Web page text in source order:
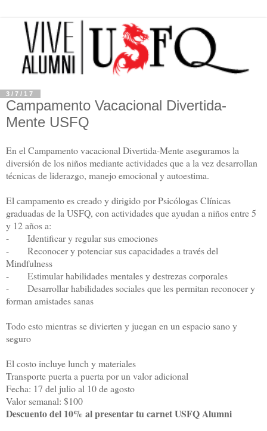
3/7/17
Campamento Vacacional Divertida-
Mente USFQ
En el Campamento vacacional Divertida-Mente aseguramos la
diversión de los niños mediante actividades que a la vez desarrollan
técnicas de liderazgo, manejo emocional y autoestima.
El campamento es creado y dirigido por Psicólogas Clínicas
graduadas de la USFQ, con actividades que ayudan a niños entre 5
y 12 años a:
- Identificar y regular sus emociones
- Reconocer y potenciar sus capacidades a través del
Mindfulness
- Estimular habilidades mentales y destrezas corporales
- Desarrollar habilidades sociales que les permitan reconocer y
forman amistades sanas
Todo esto mientras se divierten y juegan en un espacio sano y
seguro
El costo incluye lunch y materiales
Transporte puerta a puerta por un valor adicional
Fecha: 17 del julio al 10 de agosto
Valor semanal: $100
Descuento del 10% al presentar tu carnet USFQ Alumni